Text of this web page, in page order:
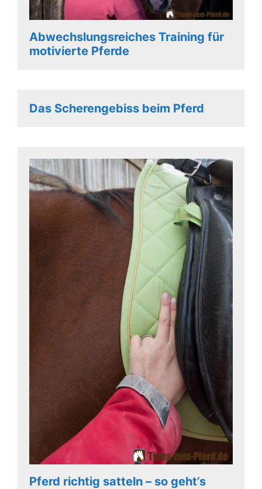
Abwechslungsreiches Training für
motivierte Pferde
Das Scherengebiss beim Pferd
Pferd richtig satteln – so geht’s